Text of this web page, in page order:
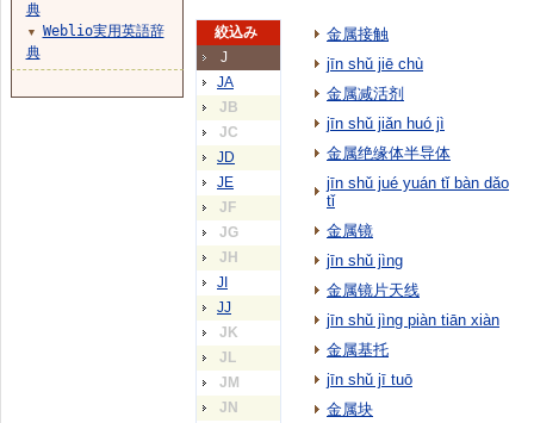
絞込み
J
JA
JB
JC
JD
JE
JF
JG
JH
JI
JJ
JK
JL
JM
JN
金属接触
jīn shǔ jiē chù
金属减活剂
jīn shǔ jiǎn huó jì
金属绝缘体半导体
jīn shǔ jué yuán tǐ bàn dǎo
tǐ
金属镜
jīn shǔ jìng
金属镜片天线
jīn shǔ jìng piàn tiān xiàn
金属基托
jīn shǔ jī tuō
金属块
典
▼
Weblio実用英語辞
典